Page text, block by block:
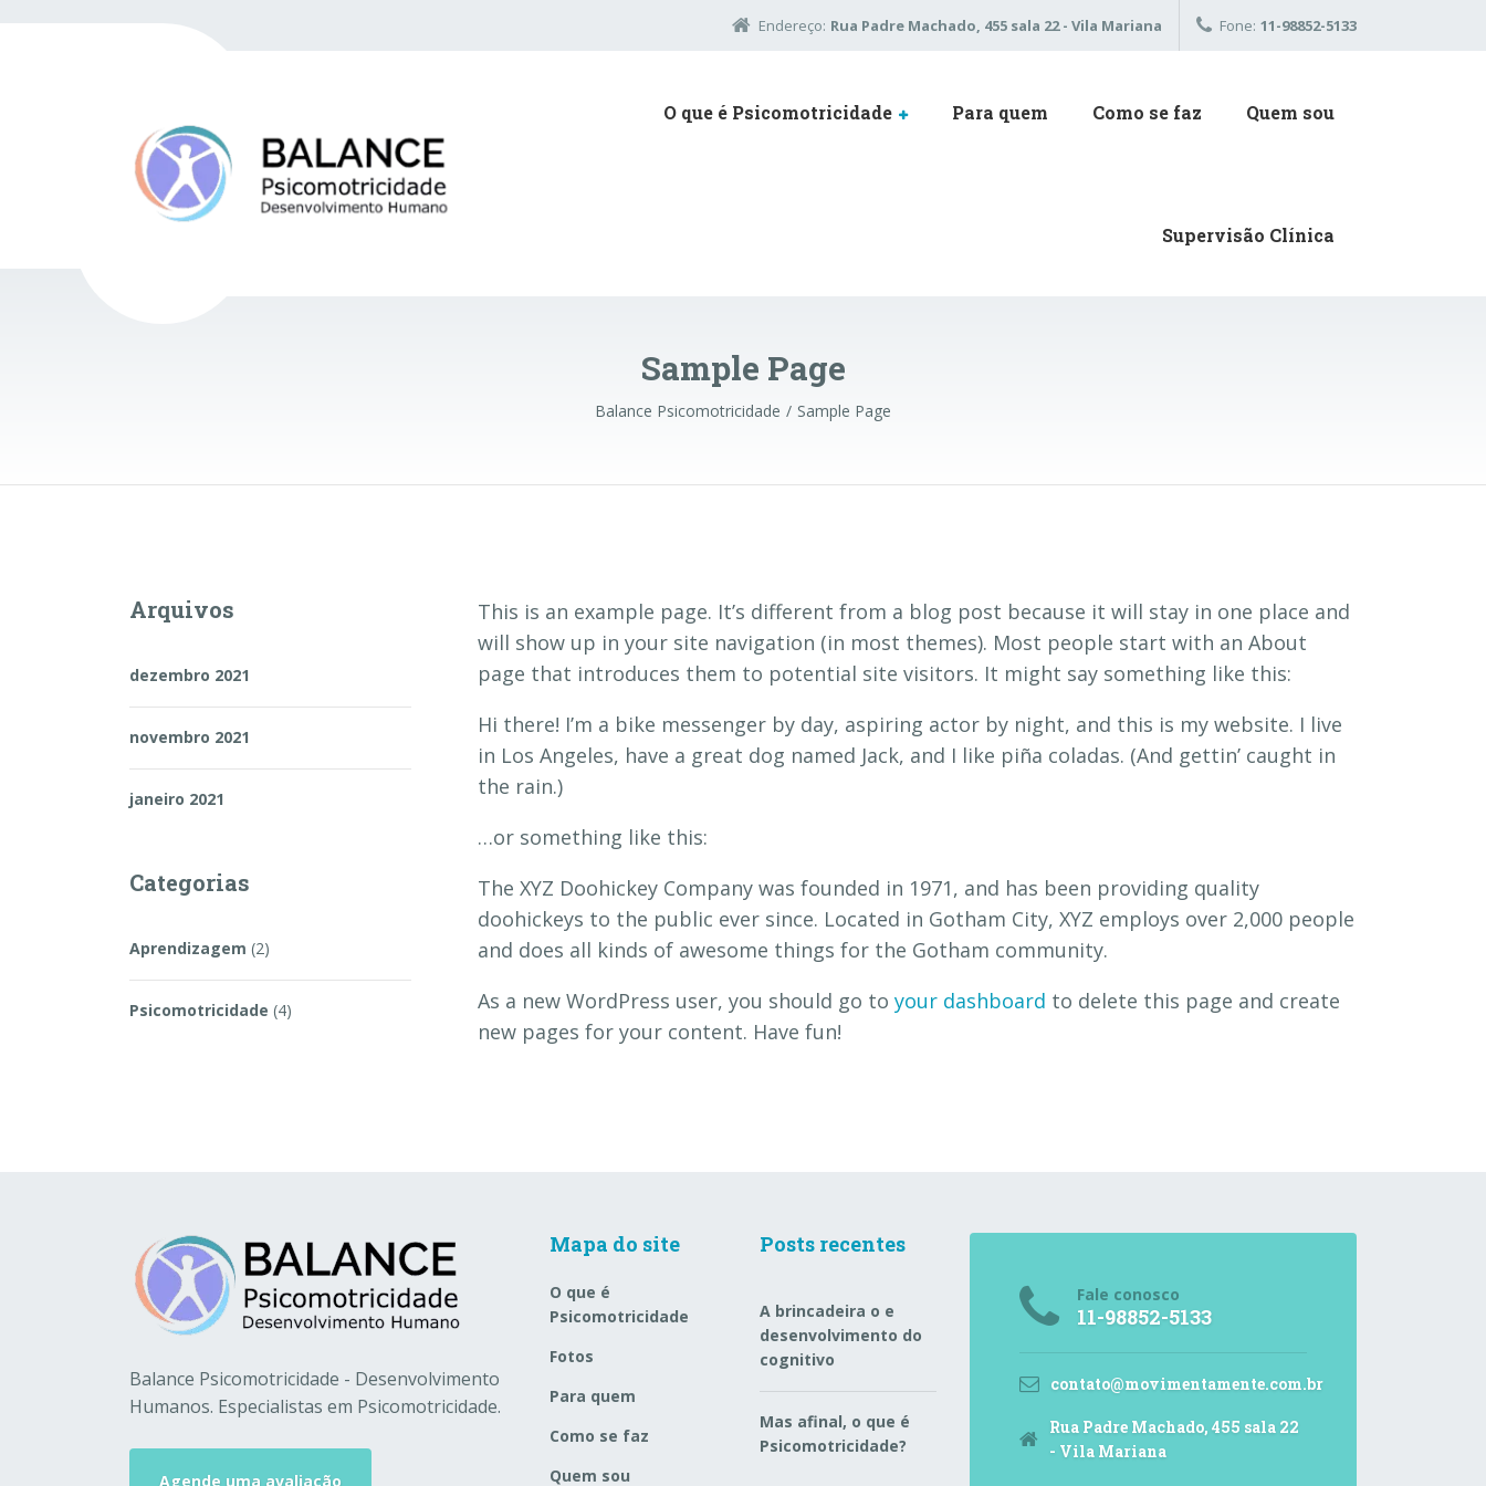
Endereço: Rua Padre Machado, 455 sala 22 - Vila Mariana Fone: 11-98852-5133
O que é Psicomotricidade Para quem Como se faz Quem sou
Supervisão Clínica
Sample Page
Balance Psicomotricidade Sample Page
This is an example page. It’s different from a blog post because it will stay in one place and
will show up in your site navigation (in most themes). Most people start with an About
page that introduces them to potential site visitors. It might say something like this:
Hi there! I’m a bike messenger by day, aspiring actor by night, and this is my website. I live
in Los Angeles, have a great dog named Jack, and I like piña coladas. (And gettin’ caught in
the rain.)
…or something like this:
The XYZ Doohickey Company was founded in 1971, and has been providing quality
doohickeys to the public ever since. Located in Gotham City, XYZ employs over 2,000 people
and does all kinds of awesome things for the Gotham community.
As a new WordPress user, you should go to your dashboard to delete this page and create
new pages for your content. Have fun!
Arquivos
dezembro 2021
novembro 2021
janeiro 2021
Categorias
Aprendizagem (2)
Psicomotricidade (4)
Balance Psicomotricidade - Desenvolvimento
Humanos. Especialistas em Psicomotricidade.
Agende uma avaliação
Mapa do site
O que é
Psicomotricidade
Fotos
Para quem
Como se faz
Quem sou
Posts recentes
A brincadeira o e
desenvolvimento do
cognitivo
Mas afinal, o que é
Psicomotricidade?
Fale conosco
11-98852-5133
contato@movimentamente.com.br
Rua Padre Machado, 455 sala 22
- Vila Mariana